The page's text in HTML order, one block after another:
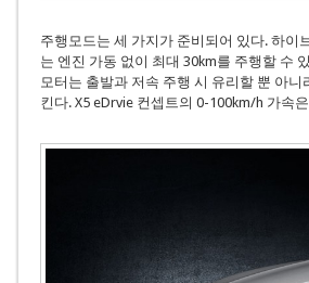
주행모드는 세 가지가 준비되어 있다. 하이
는 엔진 가동 없이 최대 30km를 주행할 수
모터는 출발과 저속 주행 시 유리할 뿐 아
킨다. X5 eDrvie 컨셉트의 0-100km/h 가속